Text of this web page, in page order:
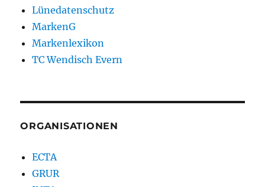
Lünedatenschutz
MarkenG
Markenlexikon
TC Wendisch Evern
ORGANISATIONEN
ECTA
GRUR